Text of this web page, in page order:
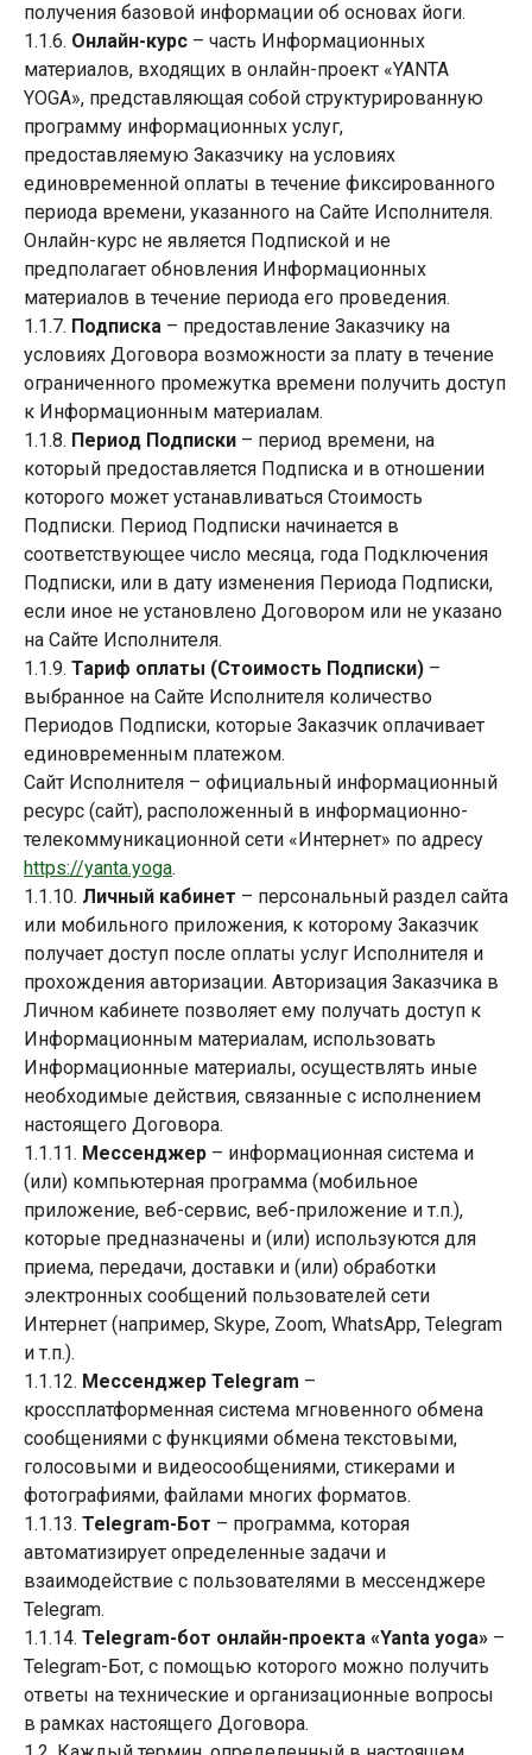
получения базовой информации об основах йоги.
1.1.6. Онлайн-курс – часть Информационных
материалов, входящих в онлайн-проект «YANTA
YOGA», представляющая собой структурированную
программу информационных услуг,
предоставляемую Заказчику на условиях
единовременной оплаты в течение фиксированного
периода времени, указанного на Сайте Исполнителя.
Онлайн-курс не является Подпиской и не
предполагает обновления Информационных
материалов в течение периода его проведения.
1.1.7. Подписка – предоставление Заказчику на
условиях Договора возможности за плату в течение
ограниченного промежутка времени получить доступ
к Информационным материалам.
1.1.8. Период Подписки – период времени, на
который предоставляется Подписка и в отношении
которого может устанавливаться Стоимость
Подписки. Период Подписки начинается в
соответствующее число месяца, года Подключения
Подписки, или в дату изменения Периода Подписки,
если иное не установлено Договором или не указано
на Сайте Исполнителя.
1.1.9. Тариф оплаты (Стоимость Подписки) –
выбранное на Сайте Исполнителя количество
Периодов Подписки, которые Заказчик оплачивает
единовременным платежом.
Сайт Исполнителя – официальный информационный
ресурс (сайт), расположенный в информационно-
телекоммуникационной сети «Интернет» по адресу
https://yanta.yoga.
1.1.10. Личный кабинет – персональный раздел сайта
или мобильного приложения, к которому Заказчик
получает доступ после оплаты услуг Исполнителя и
прохождения авторизации. Авторизация Заказчика в
Личном кабинете позволяет ему получать доступ к
Информационным материалам, использовать
Информационные материалы, осуществлять иные
необходимые действия, связанные с исполнением
настоящего Договора.
1.1.11. Мессенджер – информационная система и
(или) компьютерная программа (мобильное
приложение, веб-сервис, веб-приложение и т.п.),
которые предназначены и (или) используются для
приема, передачи, доставки и (или) обработки
электронных сообщений пользователей сети
Интернет (например, Skype, Zoom, WhatsApp, Telegram
и т.п.).
1.1.12. Мессенджер Telegram –
кроссплатформенная система мгновенного обмена
сообщениями с функциями обмена текстовыми,
голосовыми и видеосообщениями, стикерами и
фотографиями, файлами многих форматов.
1.1.13. Telegram-Бот – программа, которая
автоматизирует определенные задачи и
взаимодействие с пользователями в мессенджере
Telegram.
1.1.14. Telegram-бот онлайн-проекта «Yanta yoga» –
Telegram-Бот, с помощью которого можно получить
ответы на технические и организационные вопросы
в рамках настоящего Договора.